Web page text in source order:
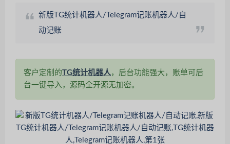
新版TG统计机器人/Telegram记账机器人/自
动记账
客户定制的TG统计机器人，后台功能强大，账单可后
台一键导入，源码全开源无加密。